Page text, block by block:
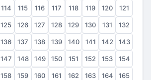
114 115 116 117 118 119 120 121
125 126 127 128 129 130 131 132
136 137 138 139 140 141 142 143
147 148 149 150 151 152 153 154
158 159 160 161 162 163 164 165